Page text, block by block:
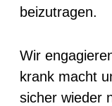
beizutragen.
Wir
krank macht
sicher wieder